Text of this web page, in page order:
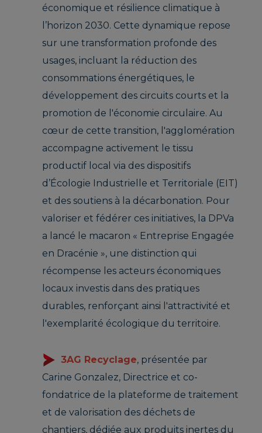
économique et résilience climatique à
l’horizon 2030. Cette dynamique repose
sur une transformation profonde des
usages, incluant la réduction des
consommations énergétiques, le
développement des circuits courts et la
promotion de l'économie circulaire. Au
cœur de cette transition, l'agglomération
accompagne activement le tissu
productif local via des dispositifs
d’Écologie Industrielle et Territoriale (EIT)
et des soutiens à la décarbonation. Pour
valoriser et fédérer ces initiatives, la DPVa
a lancé le macaron « Entreprise Engagée
en Dracénie », une distinction qui
récompense les acteurs économiques
locaux investis dans des pratiques
durables, renforçant ainsi l'attractivité et
l'exemplarité écologique du territoire.
3AG Recyclage, présentée par
Carine Gonzalez, Directrice et co-
fondatrice de la plateforme de traitement
et de valorisation des déchets de
chantiers, dédiée aux produits inertes du